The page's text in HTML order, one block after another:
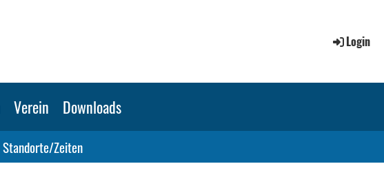
Login
Verein Downloads
Standorte/Zeiten